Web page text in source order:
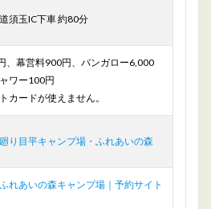
須玉IC下車 約80分
、幕営料900円、バンガロー6,000
ワー100円
カードが使えません。
り目平キャンプ場・ふれあいの森
れあいの森キャンプ場｜予約サイト